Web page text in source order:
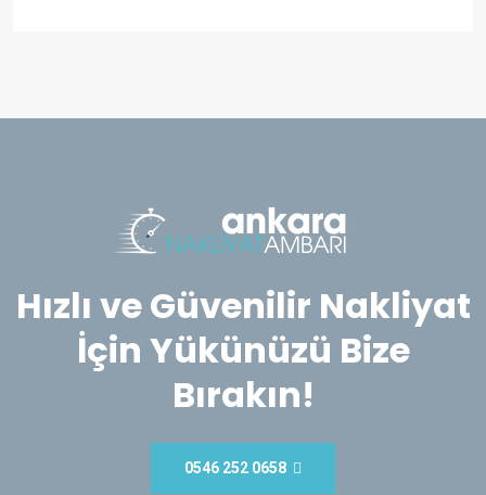
Hızlı ve Güvenilir Nakliyat
İçin Yükünüzü Bize
Bırakın!
0546 252 0658